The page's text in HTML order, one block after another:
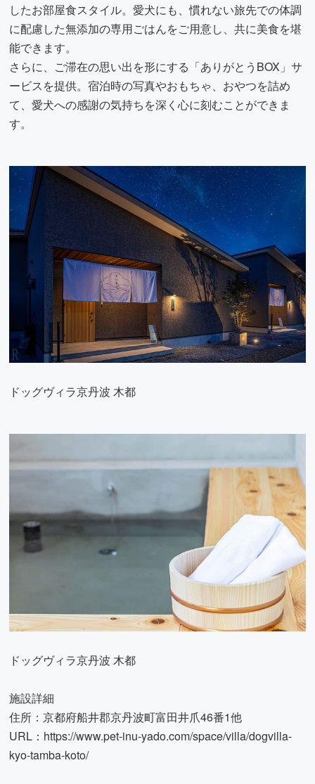
したお部屋食スタイル。愛犬にも、慣れない旅先での体調
に配慮した無添加の専用ごはんをご用意し、共に美食を堪
能できます。
さらに、ご滞在の思い出を形にする「ありがとうBOX」サ
ービスを提供。宿泊時の写真やおもちゃ、おやつを詰め
て、愛犬への感謝の気持ちを深く心に刻むことができま
す。
ドッグヴィラ京丹波 木都
ドッグヴィラ京丹波 木都
施設詳細
住所：京都府船井郡京丹波町富田井爪46番1他
URL： https://www.pet-inu-yado.com/space/villa/dogvilla-
kyo-tamba-koto/